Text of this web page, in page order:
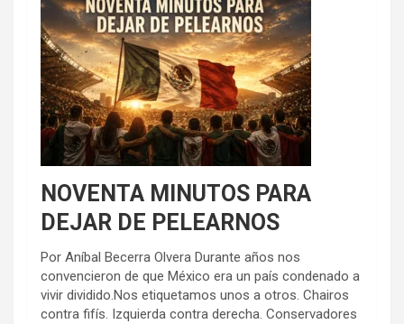
NOVENTA MINUTOS PARA
DEJAR DE PELEARNOS
Por Aníbal Becerra Olvera Durante años nos
convencieron de que México era un país condenado a
vivir dividido.Nos etiquetamos unos a otros. Chairos
contra fifís. Izquierda contra derecha. Conservadores